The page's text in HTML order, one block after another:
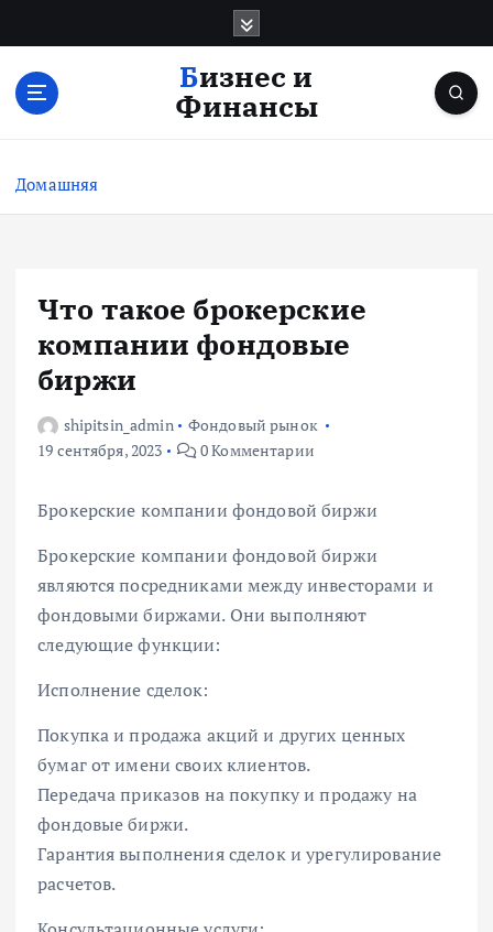
с
Бизнес и
Финансы
Домашняя
Что такое брокерские
компании фондовые
биржи
shipitsin_admin
Фондовый рынок
19 сентября, 2023
0 Комментарии
Брокерские компании фондовой биржи
Брокерские компании фондовой биржи
являются посредниками между инвесторами и
фондовыми биржами. Они выполняют
следующие функции:
Исполнение сделок:
Покупка и продажа акций и других ценных
бумаг от имени своих клиентов.
Передача приказов на покупку и продажу на
фондовые биржи.
Гарантия выполнения сделок и урегулирование
расчетов.